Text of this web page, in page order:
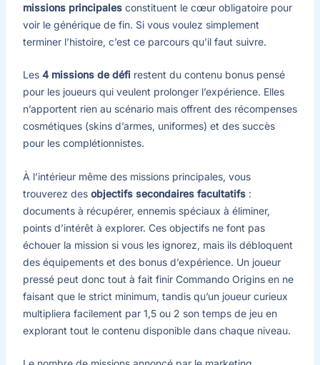
missions principalesconstituent le cœur obligatoire pour
voir le générique de fin. Si vous voulez simplement
terminer l’histoire, c’est ce parcours qu’il faut suivre.
Les 4 missions de défirestent du contenu bonus pensé
pour les joueurs qui veulent prolonger l’expérience. Elles
n’apportent rien au scénario mais offrent des récompenses
cosmétiques (skins d’armes, uniformes) et des succès
pour les complétionnistes.
À l’intérieur même des missions principales, vous
trouverez des objectifs secondaires facultatifs:
documents à récupérer, ennemis spéciaux à éliminer,
points d’intérêt à explorer. Ces objectifs ne font pas
échouer la mission si vous les ignorez, mais ils débloquent
des équipements et des bonus d’expérience. Un joueur
pressé peut donc tout à fait finir Commando Origins en ne
faisant que le strict minimum, tandis qu’un joueur curieux
multipliera facilement par 1,5 ou 2 son temps de jeu en
explorant tout le contenu disponible dans chaque niveau.